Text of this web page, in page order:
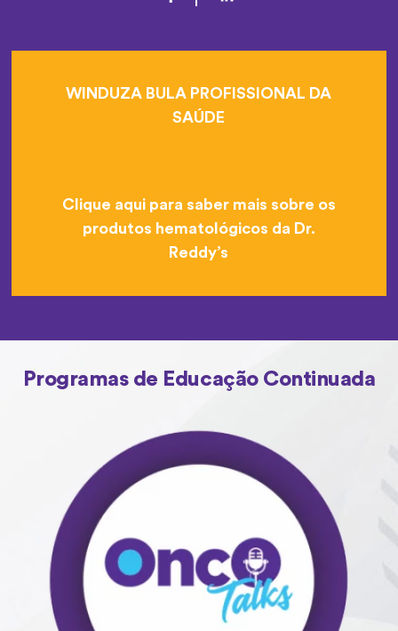
WINDUZA BULA PROFISSIONAL DA
SAÚDE
Clique aqui para saber mais sobre os
produtos hematológicos da Dr.
Reddy’s
Programas de Educação Continuada